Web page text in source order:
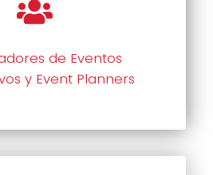
de Eventos
y Event Planners